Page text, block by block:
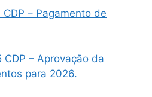
– Pagamento de
– Aprovação da
para 2026.